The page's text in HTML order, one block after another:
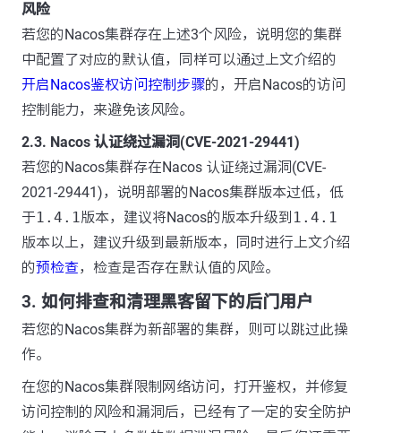
风险
若您的Nacos集群存在上述3个风险，说明您的集群
中配置了对应的默认值，同样可以通过上文介绍的
开启Nacos鉴权访问控制步骤的，开启Nacos的访问
控制能力，来避免该风险。
2.3. Nacos 认证绕过漏洞(CVE-2021-29441)
若您的Nacos集群存在Nacos 认证绕过漏洞(CVE-
2021-29441)，说明部署的Nacos集群版本过低，低
于1.4.1版本，建议将Nacos的版本升级到 1.4.1
版本以上，建议升级到最新版本，同时进行上文介绍
的预检查，检查是否存在默认值的风险。
3. 如何排查和清理黑客留下的后门用户
若您的Nacos集群为新部署的集群，则可以跳过此操
作。
在您的Nacos集群限制网络访问，打开鉴权，并修复
访问控制的风险和漏洞后，已经有了一定的安全防护